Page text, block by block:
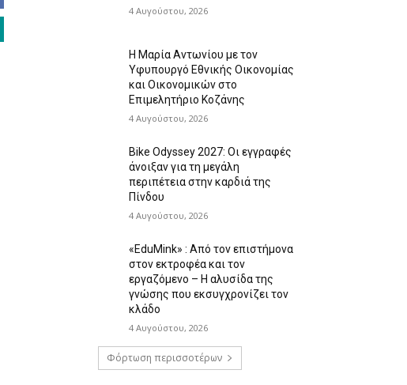
4 Αυγούστου, 2026
Η Μαρία Αντωνίου με τον
Υφυπουργό Εθνικής Οικονομίας
και Οικονομικών στο
Επιμελητήριο Κοζάνης
4 Αυγούστου, 2026
Bike Odyssey 2027: Οι εγγραφές
άνοιξαν για τη μεγάλη
περιπέτεια στην καρδιά της
Πίνδου
4 Αυγούστου, 2026
«EduMink» : Από τον επιστήμονα
στον εκτροφέα και τον
εργαζόμενο – Η αλυσίδα της
γνώσης που εκσυγχρονίζει τον
κλάδο
4 Αυγούστου, 2026
Φόρτωση περισσοτέρων